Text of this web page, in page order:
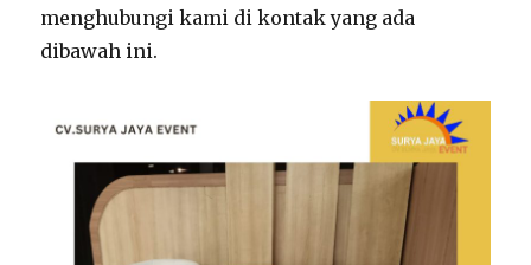
menghubungi kami di kontak yang ada
dibawah ini.